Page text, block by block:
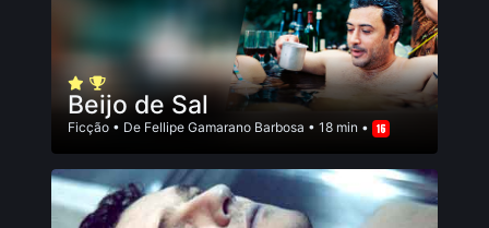
Beijo de Sal
Ficção • De Fellipe Gamarano Barbosa • 18 min •